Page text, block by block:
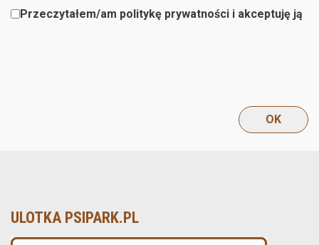
Przeczytałem/am politykę prywatności i akceptuję ją
ULOTKA PSIPARK.PL